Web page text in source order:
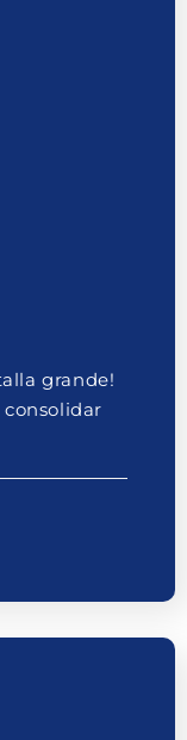
grande!